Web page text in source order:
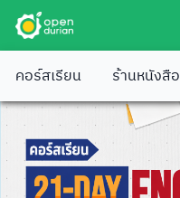
คอร์สเรียน ร้านหนังสือ